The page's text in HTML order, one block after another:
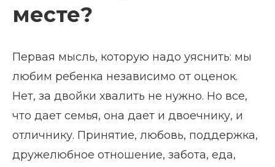
месте?
Первая мысль, которую надо уяснить: мы
любим ребенка независимо от оценок.
Нет, за двойки хвалить не нужно. Но все,
что дает семья, она дает и двоечнику, и
отличнику. Принятие, любовь, поддержка,
дружелюбное отношение, забота, еда,